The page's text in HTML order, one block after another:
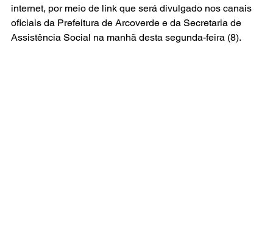
internet, por meio de link que será divulgado nos canais
oficiais da Prefeitura de Arcoverde e da Secretaria de
Assistência Social na manhã desta segunda-feira (8).